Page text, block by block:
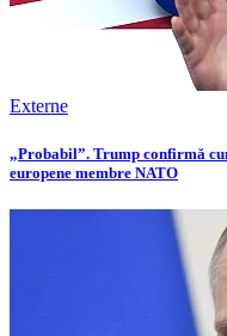
Externe
„Probabil”. Trump confirmă
europene membre NATO